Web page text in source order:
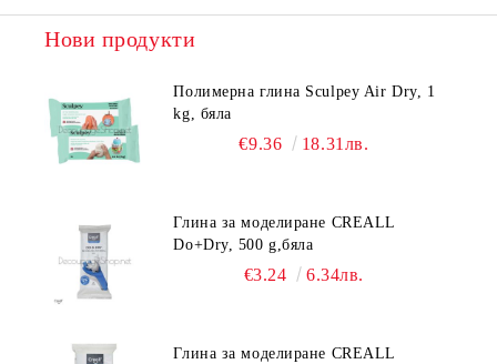
Нови продукти
Полимерна глина Sculpey Air Dry, 1
kg, бяла
€9.36 18.31лв.
Глина за моделиране CREALL
Do+Dry, 500 g,бяла
€3.24 6.34лв.
Глина за моделиране CREALL